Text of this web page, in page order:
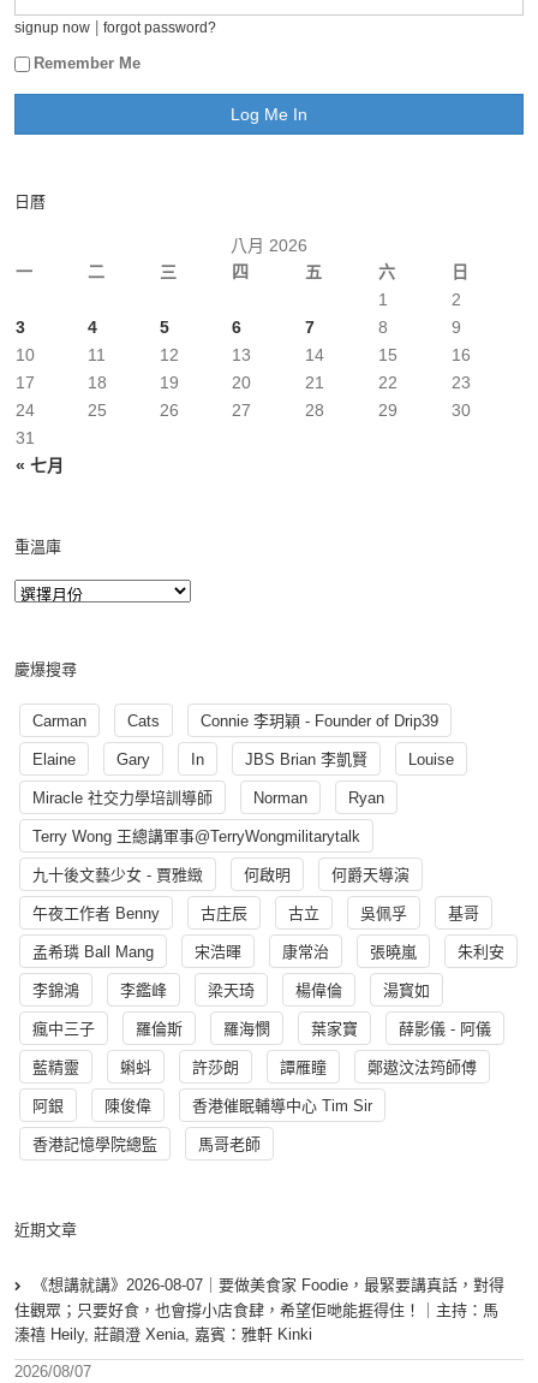
signup now forgot password?
Remember Me
日曆
八月 2026
一
二 三 四 五 六 日
« 七月
1
2
3
4 5 6 7 8
9
10
11 12 13 14 15
16
17
18 19 20 21 22
23
24
25 26 27 28 29
30
31
重溫庫
慶爆搜尋
Carman Cats Connie 李玥穎 - Founder of Drip39
Elaine Gary In JBS Brian 李凱賢 Louise
Miracle 社交力學培訓導師 Norman Ryan
Terry Wong 王總講軍事@TerryWongmilitarytalk
九十後文藝少女 - 賈雅緻 何啟明 何爵天導演
午夜工作者 Benny 古庄辰 古立 吳佩孚 基哥
孟希璘 Ball Mang 宋浩暉 康常治 張曉嵐 朱利安
李錦鴻 李鑑峰 梁天琦 楊偉倫 湯寳如
瘋中三子 羅倫斯 羅海憫 葉家寶 薛影儀 - 阿儀
藍精靈 蝌蚪 許莎朗 譚雁瞳 鄭遨汶法筠師傅
阿銀 陳俊偉 香港催眠輔導中心 Tim Sir
香港記憶學院總監 馬哥老師
近期文章
《想講就講》2026-08-07｜要做美食家 Foodie，最緊要講真話，對得
住觀眾；只要好食，也會撐小店食肆，希望佢哋能捱得住！｜主持：馬
溱禧 Heily, 莊韻澄 Xenia, 嘉賓：雅軒 Kinki
2026/08/07